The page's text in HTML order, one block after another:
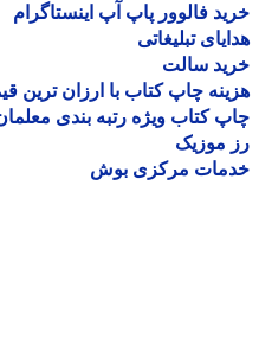
فالوور پاپ آپ اینستاگرام
تبلیغاتی
سالت
چاپ کتاب با ارزان ترین قیمت
کتاب ویژه رتبه بندی معلمان
موزیک
مرکزی بوش